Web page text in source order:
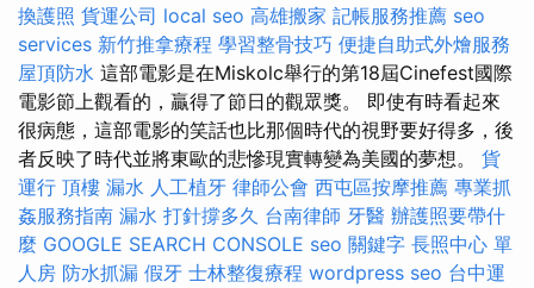
換護照 貨運公司 local seo 高雄搬家 記帳服務推薦 seo
services 新竹推拿療程 學習整骨技巧 便捷自助式外燴服務
屋頂防水 這部電影是在Miskolc舉行的第18屆Cinefest國際
電影節上觀看的，贏得了節日的觀眾獎。 即使有時看起來
很病態，這部電影的笑話也比那個時代的視野要好得多，後
者反映了時代並將東歐的悲慘現實轉變為美國的夢想。 貨
運行 頂樓 漏水 人工植牙 律師公會 西屯區按摩推薦 專業抓
姦服務指南 漏水 打針撐多久 台南律師 牙醫 辦護照要帶什
麼 GOOGLE SEARCH CONSOLE seo 關鍵字 長照中心 單
人房 防水抓漏 假牙 士林整復療程 wordpress seo 台中運